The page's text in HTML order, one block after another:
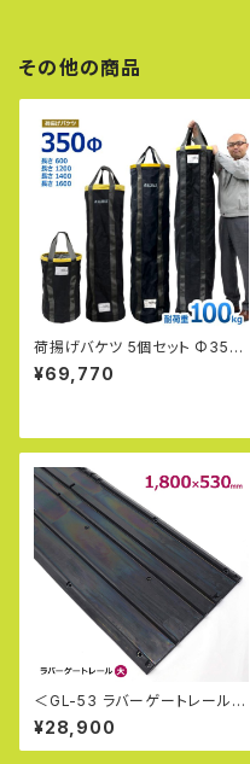
その他の商品
荷揚げバケツ 5個セット Φ350
×H1400mm 最大荷重100kg
電工バケツ トン袋 フレコン 荷
¥69,770
＜GL-53 ラバーゲートレール
（大）＞キャスターゲート用ゴム
レール 風による膨らみ防止に
破損対策 アルミゲート用ゲート
¥28,900